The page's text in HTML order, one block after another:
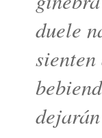
duele